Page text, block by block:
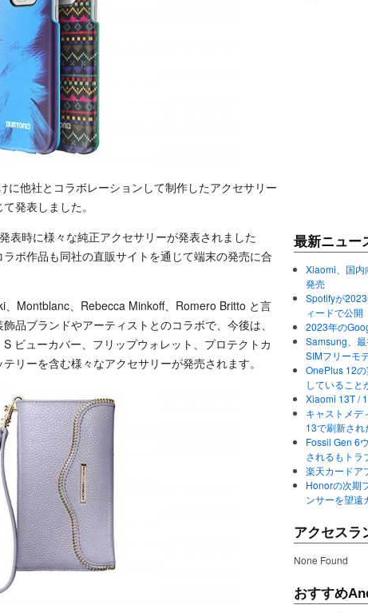
他社とコラボレーションして制作したアクセサリー
発表しました。
表時に様々な純正アクセサリーが発表されました
ボ作品も同社の直販サイトを通じて端末の発売に合
Montblanc、Rebecca Minkoff、Romero Britto と言
品ブランドやアーティストとのコラボで、今後は、
ビューカバー、フリップウォレット、プロテクトカ
リーを含む様々なアクセサリーが発売されます。
最新ニュー
Xiaomi、国内
発売
Spotifyが
ィードで公開
2023年の
Samsung、
SIMフリーモ
OnePlus 12
していること
Xiaomi 13T /
キャストメデ
13で刷新さ
Fossil Gen 6
されるもトラ
楽天カードア
Honorの次期
ンサーを望遠
アクセスラ
None Found
おすすめ